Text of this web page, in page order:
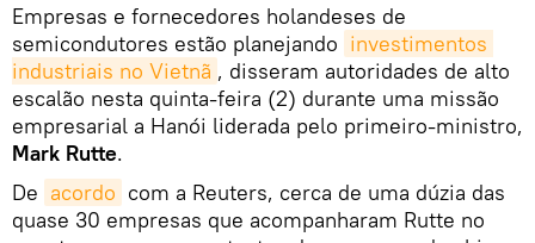
Empresas e fornecedores holandeses de
semicondutores estão planejando investimentos
industriais no Vietnã , disseram autoridades de alto
escalão nesta quinta-feira (2) durante uma missão
empresarial a Hanói liderada pelo primeiro-ministro,
Mark Rutte.
De acordo com a Reuters, cerca de uma dúzia das
quase 30 empresas que acompanharam Rutte no